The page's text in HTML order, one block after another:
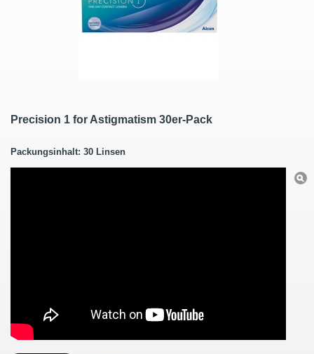
Precision 1 for Astigmatism 30er-Pack
Packungsinhalt: 30 Linsen